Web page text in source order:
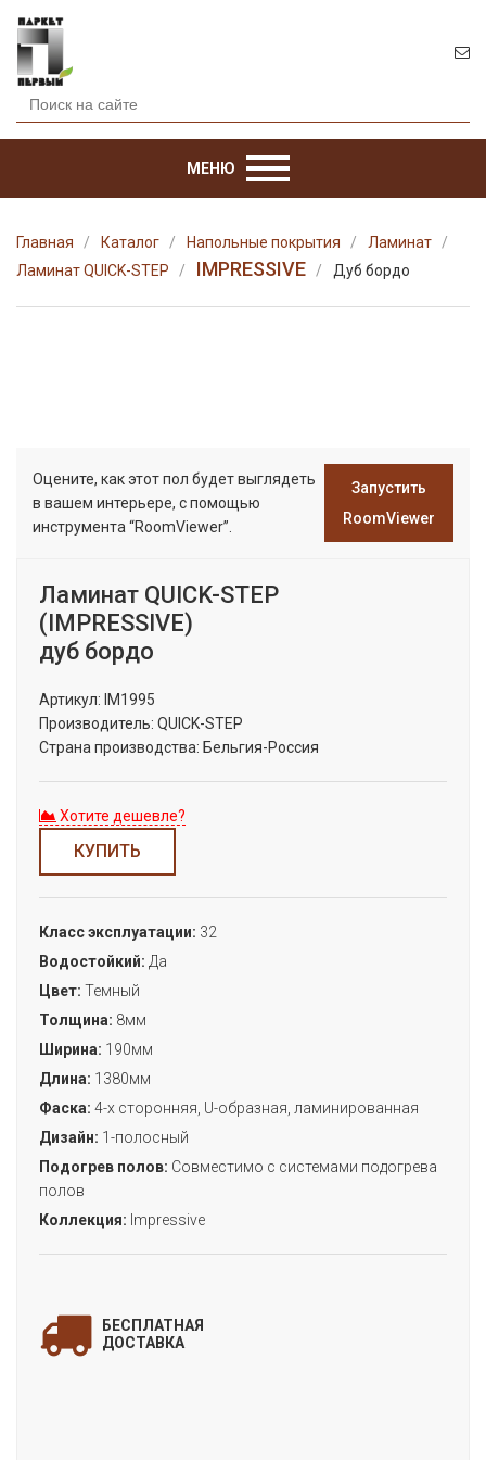
МЕНЮ
Главная Каталог Напольные покрытия
Ламинат
Ламинат QUICK-STEP
IMPRESSIVE Дуб бордо
Оцените, как этот пол будет выглядеть
в вашем интерьере, с помощью
инструмента “RoomViewer”.
Запустить
RoomViewer
Ламинат QUICK-STEP
(IMPRESSIVE)
дуб бордо
Артикул: IM1995
Производитель: QUICK-STEP
Страна производства: Бельгия-Россия
Хотите дешевле?
КУПИТЬ
Класс эксплуатации: 32
Водостойкий: Да
Цвет: Темный
Толщина: 8мм
Ширина: 190мм
Длина: 1380мм
Фаска: 4-х сторонняя, U-образная, ламинированная
Дизайн: 1-полосный
Подогрев полов: Совместимо с системами подогрева
полов
Коллекция: Impressive
БЕСПЛАТНАЯ
ДОСТАВКА
для уточнения деталей заказа!